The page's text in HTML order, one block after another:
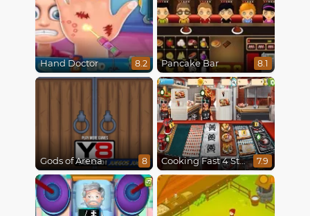
Hand Doctor 8.2 Pancake Bar 8.1
Gods of Arena 8 Cooking Fast 4 Steak 7.9